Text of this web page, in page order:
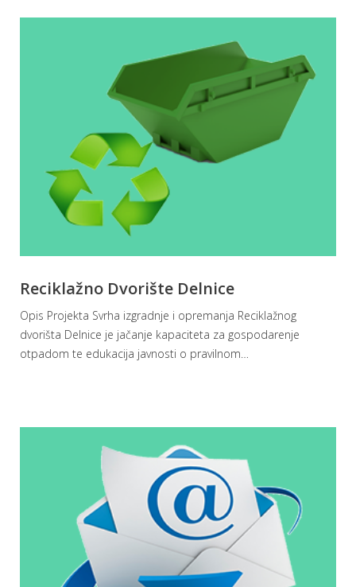
Reciklažno Dvorište Delnice
Opis Projekta Svrha izgradnje i opremanja Reciklažnog
dvorišta Delnice je jačanje kapaciteta za gospodarenje
otpadom te edukacija javnosti o pravilnom…